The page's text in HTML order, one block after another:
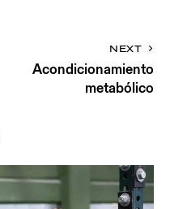
NEXT
Acondicionamiento
metabólico